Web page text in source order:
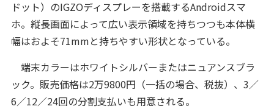
ドット）のIGZOディスプレーを搭載するAndroidスマ
ホ。縦長画面によって広い表示領域を持ちつつも本体横
幅はおよそ71mmと持ちやすい形状となっている。
端末カラーはホワイトシルバーまたはニュアンスブラ
ック。販売価格は2万9800円（一括の場合、税抜）、3／
6／12／24回の分割支払いも用意される。